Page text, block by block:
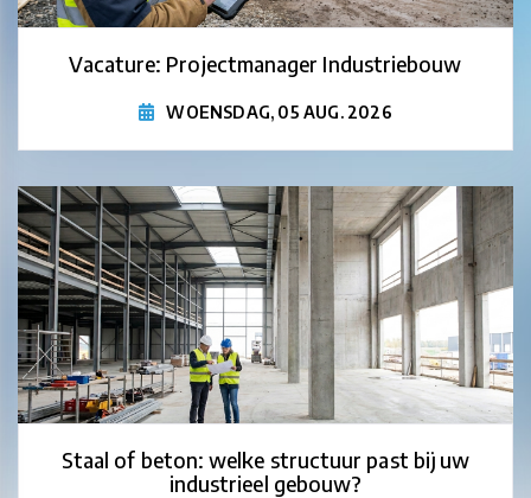
Vacature: Projectmanager Industriebouw
WOENSDAG, 05 AUG. 2026
Staal of beton: welke structuur past bij uw
industrieel gebouw?